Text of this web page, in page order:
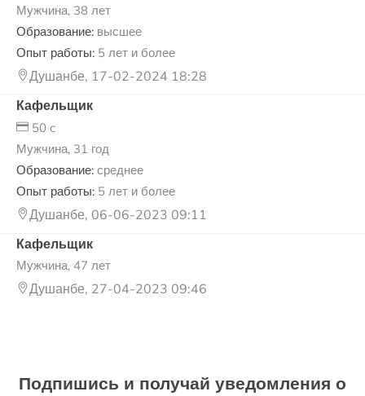
Мужчина, 38 лет
Образование: высшее
Опыт работы: 5 лет и более
Душанбе, 17-02-2024 18:28
Кафельщик
50 c
Мужчина, 31 год
Образование: среднее
Опыт работы: 5 лет и более
Душанбе, 06-06-2023 09:11
Кафельщик
Мужчина, 47 лет
Душанбе, 27-04-2023 09:46
Подпишись и получай уведомления о